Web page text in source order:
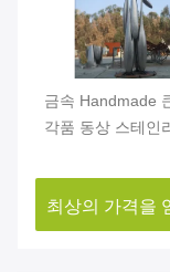
금속 Handmade
각품 동상 스테인
최상의 가격을